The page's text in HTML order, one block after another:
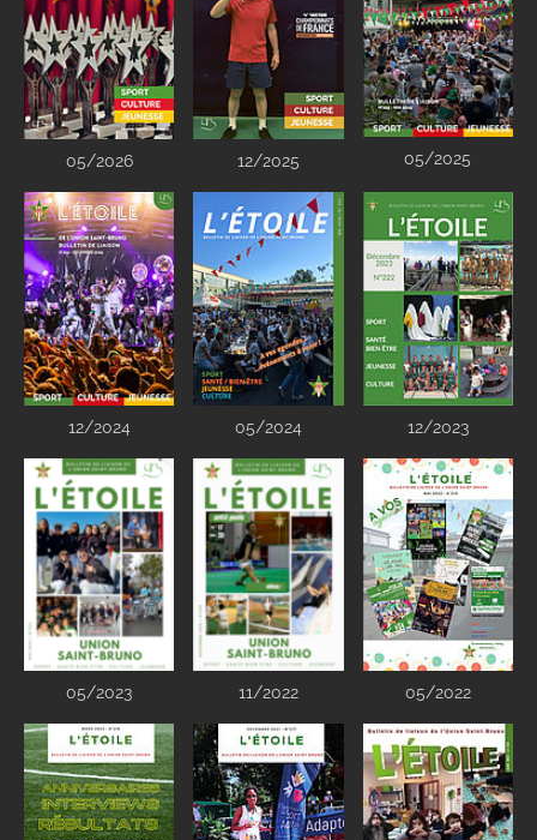
05/2026 12/2025 05/2025
12/2024 05/2024 12/2023
05/2023 11/2022 05/2022